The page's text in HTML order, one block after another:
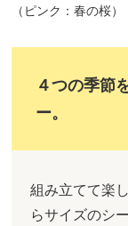
（ピンク：春の桜）
４つの季節
ー。
組み立てて楽
らサイズのシ